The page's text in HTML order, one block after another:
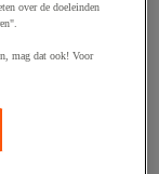
over de doeleinden
mag dat ook! Voor